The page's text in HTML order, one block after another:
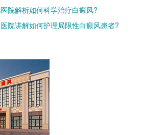
院解析如何科学治疗白癜风?
院讲解如何护理局限性白癜风患者?